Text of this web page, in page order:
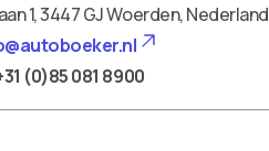
1, 3447 GJ Woerden, Nederland
(0)85 081 8900